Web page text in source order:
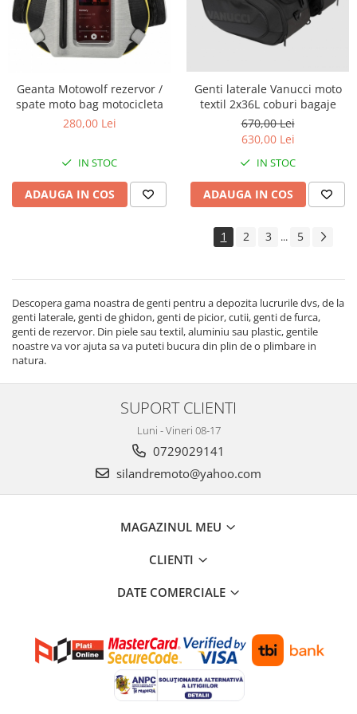
Sistem lubrifiere motor
Buson
Sistem pornire
Capac pornire
Cuplaj rac
Sistem racire motor
Radiator
Semering pompa apa
Senzor
Suruburi si capace motor
ULEIURI & INTRETINERE
Intretinere
Piese GoKart
ANVELOPE & CAMERA
Geanta Motowolf rezervor /
spate moto bag motocicleta
280,00 Lei
IN STOC
ADAUGA IN COS
Genti laterale Vanucci moto
textil 2x36L coburi bagaje
670,00 Lei
630,00 Lei
IN STOC
ADAUGA IN COS
1 2 3 ... 5
Descopera gama noastra de genti pentru a depozita lucrurile dvs, de la
genti laterale, genti de ghidon, genti de picior, cutii, genti de furca,
genti de rezervor. Din piele sau textil, aluminiu sau plastic, gentile
noastre va vor ajuta sa va puteti bucura din plin de o plimbare in
natura.
SUPORT CLIENTI
Luni - Vineri 08-17
0729029141
silandremoto@yahoo.com
MAGAZINUL MEU
CLIENTI
DATE COMERCIALE